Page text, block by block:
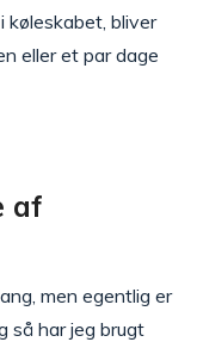
køleskabet, bliver
eller et par dage
af
men egentlig er
så har jeg brugt